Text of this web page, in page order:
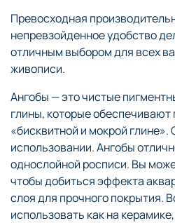
Превосходная
непревзойденное удобство
отличным выбором для всех
живописи.
Ангобы — это чистые
глины, которые обеспечивают
«бисквитной и мокрой глине».
использовании. Ангобы
однослойной росписи. Вы
чтобы добиться эффекта
слоя для прочного покрытия.
использовать как на